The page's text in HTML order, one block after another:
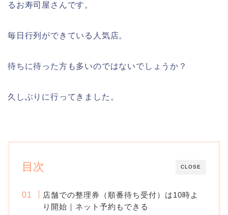
るお寿司屋さんです。
毎日行列ができている人気店。
待ちに待った方も多いのではないでしょうか？
久しぶりに行ってきました。
CLOSE
目次
店舗での整理券（順番待ち受付）は10時よ
り開始｜ネット予約もできる